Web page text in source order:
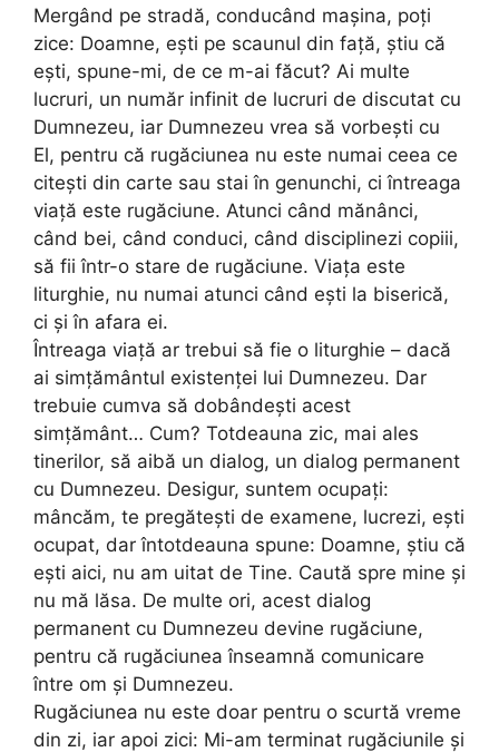
Mergând pe stradă, conducând mașina, poți
zice: Doamne, ești pe scaunul din față, știu că
ești, spune-mi, de ce m-ai făcut? Ai multe
lucruri, un număr infinit de lucruri de discutat cu
Dumnezeu, iar Dumnezeu vrea să vorbești cu
El, pentru că rugăciunea nu este numai ceea ce
citești din carte sau stai în genunchi, ci întreaga
viață este rugăciune. Atunci când mănânci,
când bei, când conduci, când disciplinezi copiii,
să fii într-o stare de rugăciune. Viața este
liturghie, nu numai atunci când ești la biserică,
ci și în afara ei.
Întreaga viață ar trebui să fie o liturghie – dacă
ai simțământul existenței lui Dumnezeu. Dar
trebuie cumva să dobândești acest
simțământ… Cum? Totdeauna zic, mai ales
tinerilor, să aibă un dialog, un dialog permanent
cu Dumnezeu. Desigur, suntem ocupați:
mâncăm, te pregătești de examene, lucrezi, ești
ocupat, dar întotdeauna spune: Doamne, știu că
ești aici, nu am uitat de Tine. Caută spre mine și
nu mă lăsa. De multe ori, acest dialog
permanent cu Dumnezeu devine rugăciune,
pentru că rugăciunea înseamnă comunicare
între om și Dumnezeu.
Rugăciunea nu este doar pentru o scurtă vreme
din zi, iar apoi zici: Mi-am terminat rugăciunile și